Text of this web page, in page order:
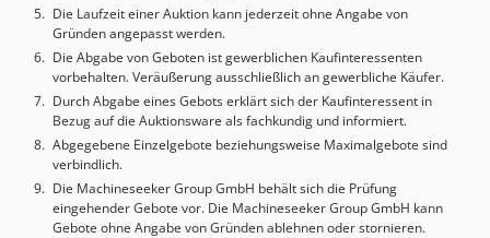
Die Laufzeit einer Auktion kann jederzeit ohne Angabe von
Gründen angepasst werden.
Die Abgabe von Geboten ist gewerblichen Kaufinteressenten
vorbehalten. Veräußerung ausschließlich an gewerbliche Käufer.
Durch Abgabe eines Gebots erklärt sich der Kaufinteressent in
Bezug auf die Auktionsware als fachkundig und informiert.
Abgegebene Einzelgebote beziehungsweise Maximalgebote sind
verbindlich.
Die Machineseeker Group GmbH behält sich die Prüfung
eingehender Gebote vor. Die Machineseeker Group GmbH kann
Gebote ohne Angabe von Gründen ablehnen oder stornieren.